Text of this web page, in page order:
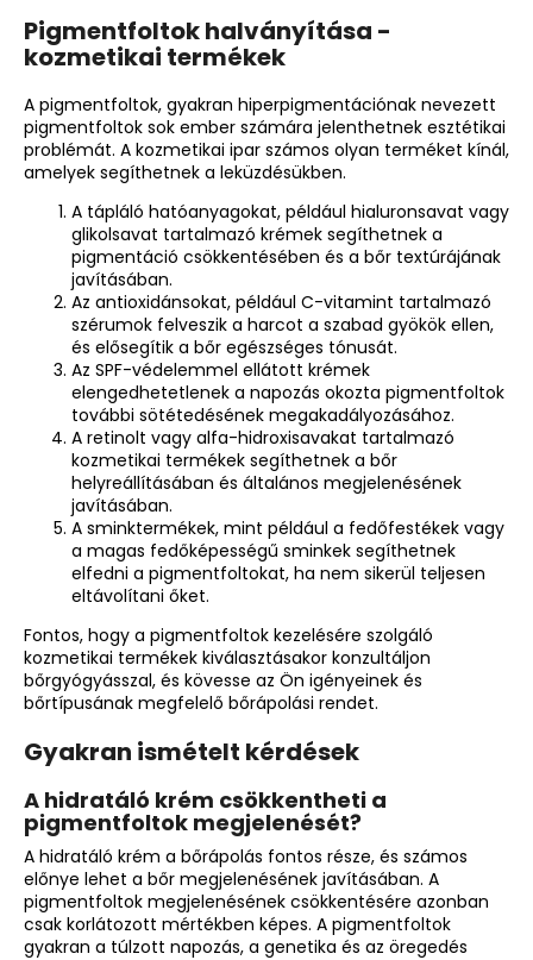
Pigmentfoltok halványítása -
kozmetikai termékek
A pigmentfoltok, gyakran hiperpigmentációnak nevezett
pigmentfoltok sok ember számára jelenthetnek esztétikai
problémát. A kozmetikai ipar számos olyan terméket kínál,
amelyek segíthetnek a leküzdésükben.
A tápláló hatóanyagokat, például hialuronsavat vagy
glikolsavat tartalmazó krémek segíthetnek a
pigmentáció csökkentésében és a bőr textúrájának
javításában.
Az antioxidánsokat, például C-vitamint tartalmazó
szérumok felveszik a harcot a szabad gyökök ellen,
és elősegítik a bőr egészséges tónusát.
Az SPF-védelemmel ellátott krémek
elengedhetetlenek a napozás okozta pigmentfoltok
további sötétedésének megakadályozásához.
A retinolt vagy alfa-hidroxisavakat tartalmazó
kozmetikai termékek segíthetnek a bőr
helyreállításában és általános megjelenésének
javításában.
A sminktermékek, mint például a fedőfestékek vagy
a magas fedőképességű sminkek segíthetnek
elfedni a pigmentfoltokat, ha nem sikerül teljesen
eltávolítani őket.
Fontos, hogy a pigmentfoltok kezelésére szolgáló
kozmetikai termékek kiválasztásakor konzultáljon
bőrgyógyásszal, és kövesse az Ön igényeinek és
bőrtípusának megfelelő bőrápolási rendet.
Gyakran ismételt kérdések
A hidratáló krém csökkentheti a
pigmentfoltok megjelenését?
A hidratáló krém a bőrápolás fontos része, és számos
előnye lehet a bőr megjelenésének javításában. A
pigmentfoltok megjelenésének csökkentésére azonban
csak korlátozott mértékben képes. A pigmentfoltok
gyakran a túlzott napozás, a genetika és az öregedés